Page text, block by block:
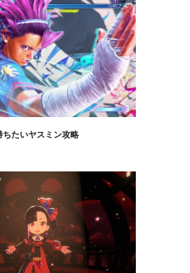
ちたいヤスミン攻略